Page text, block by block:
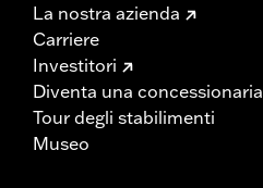
La nostra azienda
Carriere
Investitori
Diventa una concessionaria
Tour degli stabilimenti
Museo